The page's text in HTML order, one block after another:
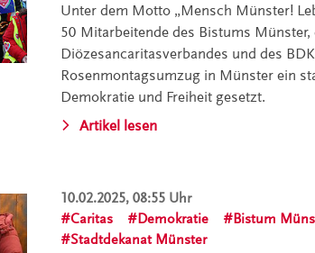
Unter dem Motto „Mensch Münster!
50 Mitarbeitende des Bistums Münster,
Diözesancaritasverbandes und des
Rosenmontagsumzug in Münster ein
Demokratie und Freiheit gesetzt.
Artikel lesen
10.02.2025, 08:55 Uhr
Caritas
Demokratie
Bistum
Stadtdekanat Münster